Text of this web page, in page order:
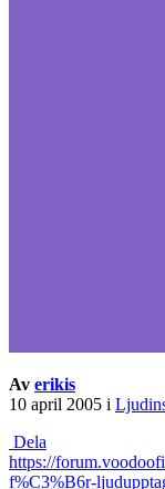
Av erikis
10 april 2005 i
Dela
https://
f%C3%B6r-